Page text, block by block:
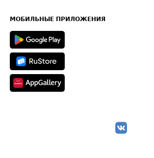
Техническая информация
МОБИЛЬНЫЕ ПРИЛОЖЕНИЯ